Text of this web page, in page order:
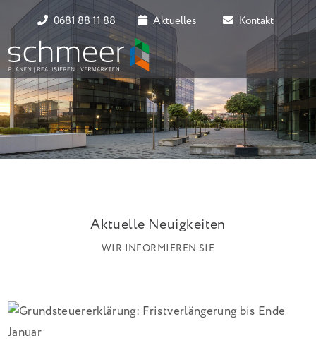
0681 88 11 88 Aktuelles Kontakt
Aktuelle Neuigkeiten
WIR INFORMIEREN SIE